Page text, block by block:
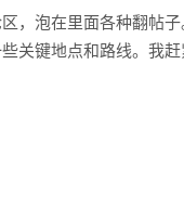
，泡在里面各种翻帖
关键地点和路线。我